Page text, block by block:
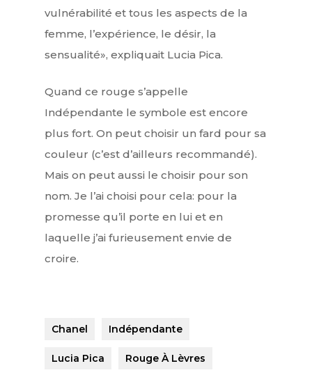
vulnérabilité et tous les aspects de la
femme, l’expérience, le désir, la
sensualité», expliquait Lucia Pica.
Quand ce rouge s’appelle
Indépendante le symbole est encore
plus fort. On peut choisir un fard pour sa
couleur (c’est d’ailleurs recommandé).
Mais on peut aussi le choisir pour son
nom. Je l’ai choisi pour cela: pour la
promesse qu’il porte en lui et en
laquelle j’ai furieusement envie de
croire.
Chanel Indépendante
Lucia Pica Rouge À Lèvres